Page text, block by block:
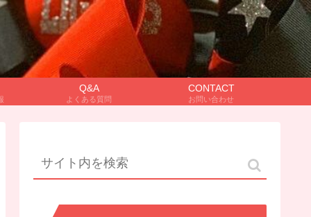
Q&A
よくある質問
CONTACT
お問い合わせ